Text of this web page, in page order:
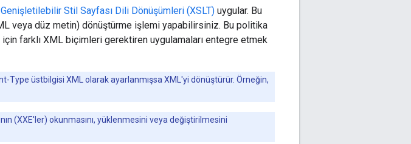
Genişletilebilir Stil Sayfası Dili Dönüşümleri (XSLT) uygular. Bu
veya düz metin) dönüştürme işlemi yapabilirsiniz. Bu politika
farklı XML biçimleri gerektiren uygulamaları entegre etmek
Type üstbilgisi XML olarak ayarlanmışsa XML'yi dönüştürür. Örneğin,
(XXE'ler) okunmasını, yüklenmesini veya değiştirilmesini